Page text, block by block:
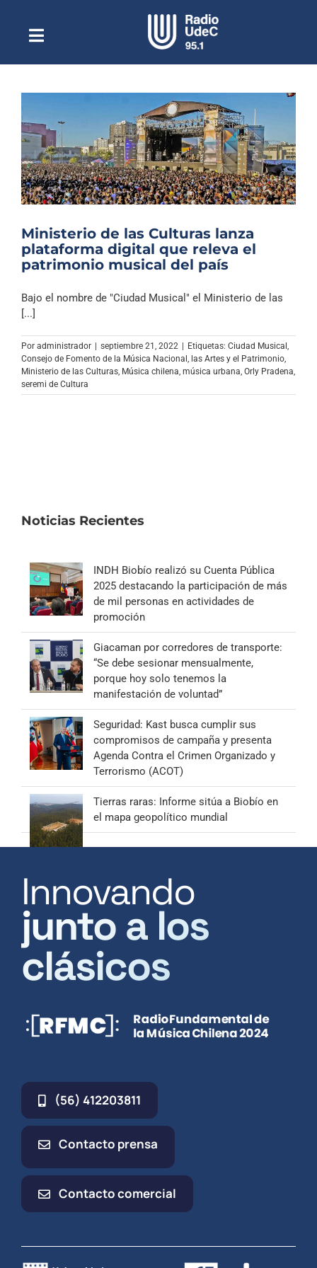
contenidoToggle
NavigationEscuchar Radio UdeC en vivo
Quiénes Somos
Programación
Podcast
Noticias
Columnas
Música Clásica
Especiales
Ministerio de las Culturas lanza
plataforma digital que releva el
patrimonio musical del país
Bajo el nombre de "Ciudad Musical" el Ministerio de las
[...]
Por administrador | septiembre 21, 2022 | Etiquetas: Ciudad Musical
Consejo de Fomento de la Música Nacional las Artes y el Patrimonio
Ministerio de las Culturas Música chilena música urbana Orly Pradena
seremi de Cultura
Noticias Recientes
INDH Biobío realizó su Cuenta Pública
2025 destacando la participación de más
de mil personas en actividades de
promoción
Giacaman por corredores de transporte:
“Se debe sesionar mensualmente,
porque hoy solo tenemos la
manifestación de voluntad”
Seguridad: Kast busca cumplir sus
compromisos de campaña y presenta
Agenda Contra el Crimen Organizado y
Terrorismo (ACOT)
Tierras raras: Informe sitúa a Biobío en
el mapa geopolítico mundial
Innovando
junto a los
clásicos
(56) 412203811
Contacto prensa
Contacto comercial